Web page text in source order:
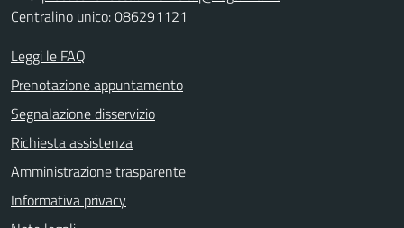
Centralino unico: 086291121
Leggi le FAQ
Prenotazione appuntamento
Segnalazione disservizio
Richiesta assistenza
Amministrazione trasparente
Informativa privacy